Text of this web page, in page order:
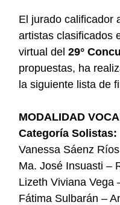
El jurado calificador
artistas clasificados
virtual del 29°
propuestas, ha
la siguiente lista de
MODALIDAD
Categoría Solistas:
Vanessa Sáenz
Ma. José Insuasti –
Lizeth Viviana Vega
Fátima Sulbarán –